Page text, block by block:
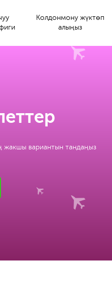
Колдонмону жүктөп
алыңыз
жакшы вариантын тандаңыз